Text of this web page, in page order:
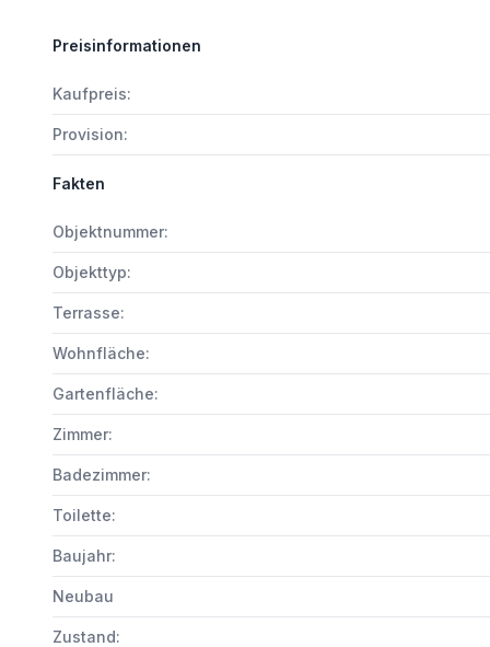
Preisinformationen
Kaufpreis:
Provision:
Fakten
Objektnummer:
Objekttyp:
Terrasse:
Wohnfläche:
Gartenfläche:
Zimmer:
Badezimmer:
Toilette:
Baujahr:
Neubau
Zustand: